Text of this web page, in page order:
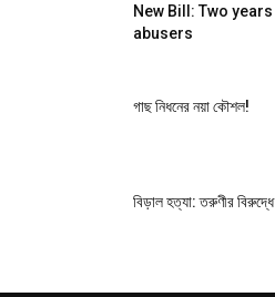
New Bill: Two
abusers
গাছ নিধনের নয়া কৌশল!
বিড়াল হত্যা: তরুণীর